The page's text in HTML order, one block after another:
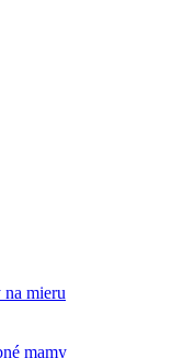
mieru
mamy